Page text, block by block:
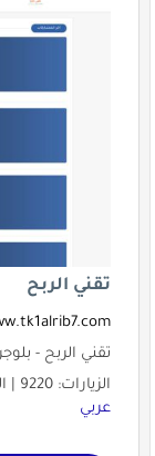
تقني الربح
تقني الربح -
الزيارات: 9220 | التقييم: 0 | المقيّمين: 0 | الدولة:
عربي